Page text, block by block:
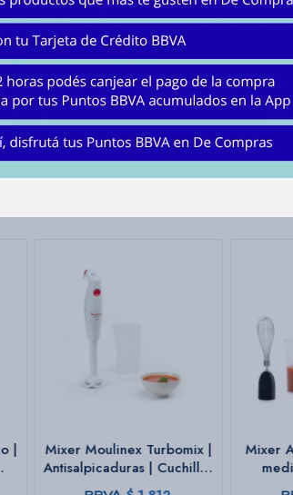
regular con un botón intuitivo y fácil de usar sin
el mango antideslizante, le confieren al producto una
o queso de forma fácil. También incluye unas
facilitando su limpieza.Voltaje: 220V. - Potencia:
|
Mixer Moulinex Turbomix |
Antisalpicaduras | Cuchillas
Zelkrom | Color blanco.
Mixer